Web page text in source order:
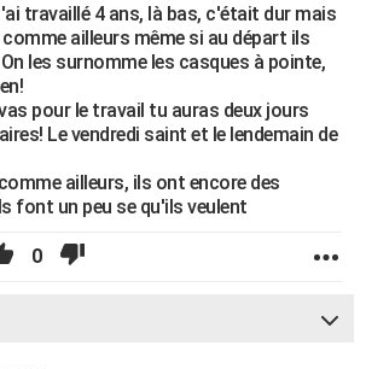
travaillé 4 ans, là bas, c'était dur mais
ailleurs même si au départ ils
les surnomme les casques à pointe,
pour le travail tu auras deux jours
Le vendredi saint et le lendemain de
ailleurs, ils ont encore des
font un peu se qu'ils veulent
0